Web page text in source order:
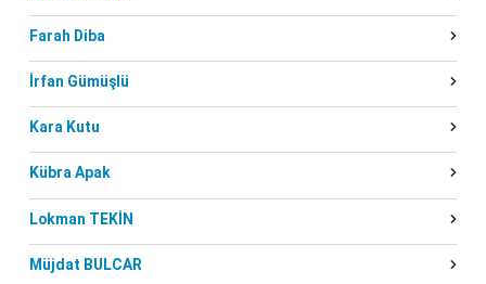
Farah Diba
İrfan Gümüşlü
Kara Kutu
Kübra Apak
Lokman TEKİN
Müjdat BULCAR